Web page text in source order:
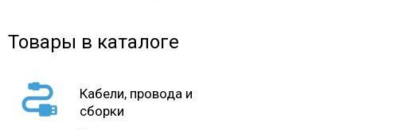
Товары в каталоге
Кабели, провода и
сборки